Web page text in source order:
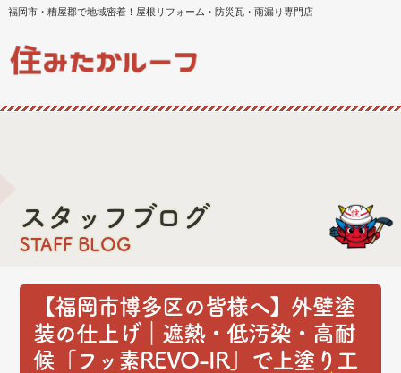
福岡市・糟屋郡で地域密着！屋根リフォーム・防災瓦・雨漏り専門店
スタッフブログ
STAFF BLOG
【福岡市博多区の皆様へ】外壁塗
装の仕上げ｜遮熱・低汚染・高耐
候「フッ素REVO-IR」で上塗り工